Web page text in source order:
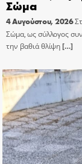
Σώμα
4 Αυγούστου, 2026
Σώμα, ως σύλλογος
την βαθιά θλίψη[…]